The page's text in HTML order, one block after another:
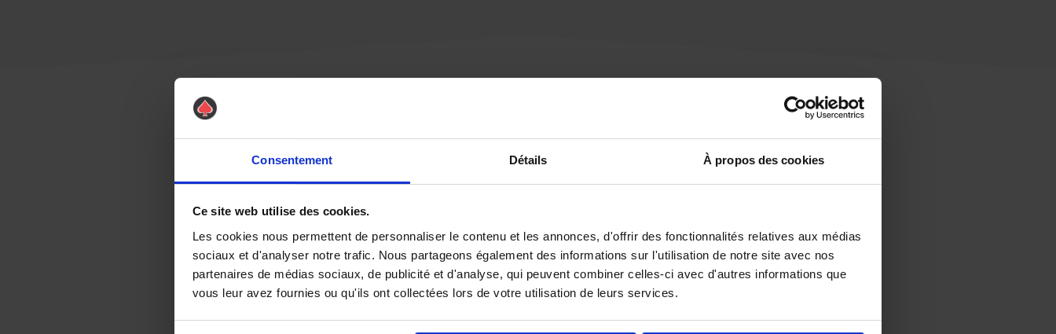
Consentement Détails À propos des cookies
Ce site web utilise des cookies.
Les cookies nous permettent de personnaliser le contenu et les annonces, d'offrir des fonctionnalités relatives aux médias
sociaux et d'analyser notre trafic. Nous partageons également des informations sur l'utilisation de notre site avec nos
partenaires de médias sociaux, de publicité et d'analyse, qui peuvent combiner celles-ci avec d'autres informations que
vous leur avez fournies ou qu'ils ont collectées lors de votre utilisation de leurs services.
Une urgence ?
Vous souhaitez être